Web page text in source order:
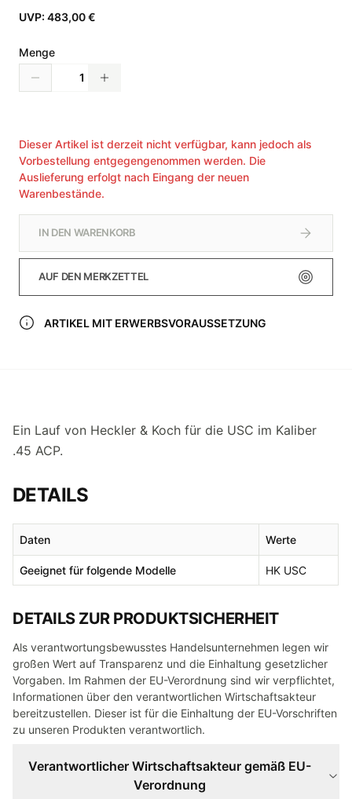
UVP: 483,00 €
Menge
Dieser Artikel ist derzeit nicht verfügbar, kann jedoch als
Vorbestellung entgegengenommen werden. Die
Auslieferung erfolgt nach Eingang der neuen
Warenbestände.
IN DEN WARENKORB
AUF DEN MERKZETTEL
ARTIKEL MIT ERWERBSVORAUSSETZUNG
Ein Lauf von Heckler & Koch für die USC im Kaliber
.45 ACP.
DETAILS
Daten Werte
Geeignet für folgende Modelle HK USC
DETAILS ZUR PRODUKTSICHERHEIT
Als verantwortungsbewusstes Handelsunternehmen legen wir
großen Wert auf Transparenz und die Einhaltung gesetzlicher
Vorgaben. Im Rahmen der EU-Verordnung sind wir verpflichtet,
Informationen über den verantwortlichen Wirtschaftsakteur
bereitzustellen. Dieser ist für die Einhaltung der EU-Vorschriften
zu unseren Produkten verantwortlich.
Verantwortlicher Wirtschaftsakteur gemäß EU-
Verordnung